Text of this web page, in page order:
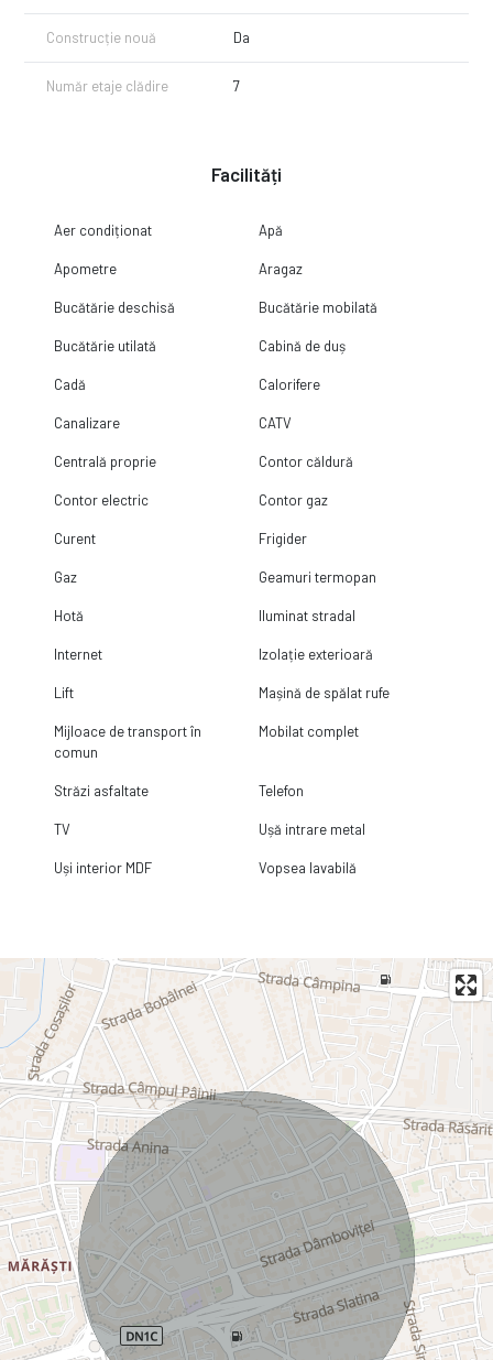
Construcție nouă Da
Număr etaje clădire 7
Facilități
Aer condiționat Apă
Apometre Aragaz
Bucătărie deschisă Bucătărie mobilată
Bucătărie utilată Cabină de duș
Cadă Calorifere
Canalizare CATV
Centrală proprie Contor căldură
Contor electric Contor gaz
Curent Frigider
Gaz Geamuri termopan
Hotă Iluminat stradal
Internet Izolație exterioară
Lift Mașină de spălat rufe
Mijloace de transport în
comun
Mobilat complet
Străzi asfaltate Telefon
TV Ușă intrare metal
Uși interior MDF Vopsea lavabilă